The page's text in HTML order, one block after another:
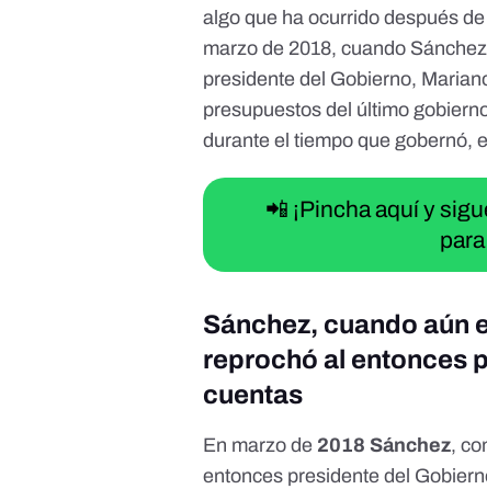
algo que ha ocurrido después
marzo de 2018,cuando
presidente del Gobierno,
presupuestos del último
durante el tiempo que gobernó,
📲 ¡Pincha aquí y
Sánchez, cuando aún
reprochó al entonces
cuentas
En marzo de 2018 Sánchez,
entonces presidente del